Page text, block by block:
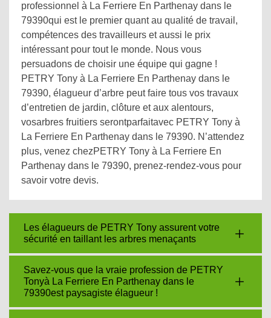
professionnel à La Ferriere En Parthenay dans le
79390qui est le premier quant au qualité de travail,
compétences des travailleurs et aussi le prix
intéressant pour tout le monde. Nous vous
persuadons de choisir une équipe qui gagne !
PETRY Tony à La Ferriere En Parthenay dans le
79390, élagueur d’arbre peut faire tous vos travaux
d’entretien de jardin, clôture et aux alentours,
vosarbres fruitiers serontparfaitavec PETRY Tony à
La Ferriere En Parthenay dans le 79390. N’attendez
plus, venez chezPETRY Tony à La Ferriere En
Parthenay dans le 79390, prenez-rendez-vous pour
savoir votre devis.
Les élagueurs de PETRY Tony assurent votre
sécurité en taillant les arbres menaçants
Savez-vous que la vraie profession de PETRY
Tonyà La Ferriere En Parthenay dans le
79390est paysagiste élagueur !